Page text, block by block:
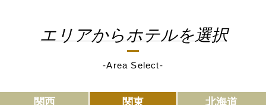
エリアからホテルを選択
-Area Select-
関西 関東 北海道